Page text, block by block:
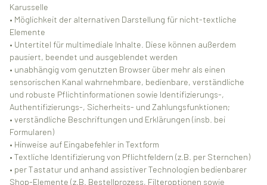
Karusselle
• Möglichkeit der alternativen Darstellung für nicht-textliche
Elemente
• Untertitel für multimediale Inhalte. Diese können außerdem
pausiert, beendet und ausgeblendet werden
• unabhängig vom genutzten Browser über mehr als einen
sensorischen Kanal wahrnehmbare, bedienbare, verständliche
und robuste Pflichtinformationen sowie Identifizierungs-,
Authentifizierungs-, Sicherheits- und Zahlungsfunktionen;
• verständliche Beschriftungen und Erklärungen (insb. bei
Formularen)
• Hinweise auf Eingabefehler in Textform
• Textliche Identifizierung von Pflichtfeldern (z.B. per Sternchen)
• per Tastatur und anhand assistiver Technologien bedienbarer
Shop-Elemente (z.B. Bestellprozess, Filteroptionen sowie